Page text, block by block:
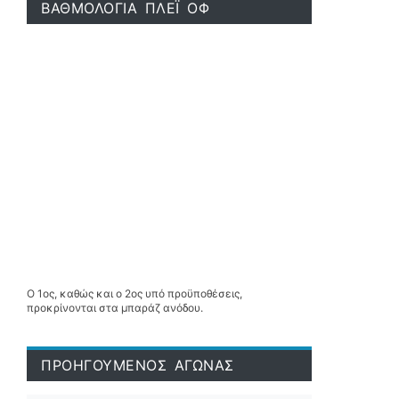
ΒΑΘΜΟΛΟΓΙΑ ΠΛΕΪ ΟΦ
Ο 1ος, καθώς και ο 2ος υπό προϋποθέσεις,
προκρίνονται στα μπαράζ ανόδου.
ΠΡΟΗΓΟΥΜΕΝΟΣ ΑΓΩΝΑΣ